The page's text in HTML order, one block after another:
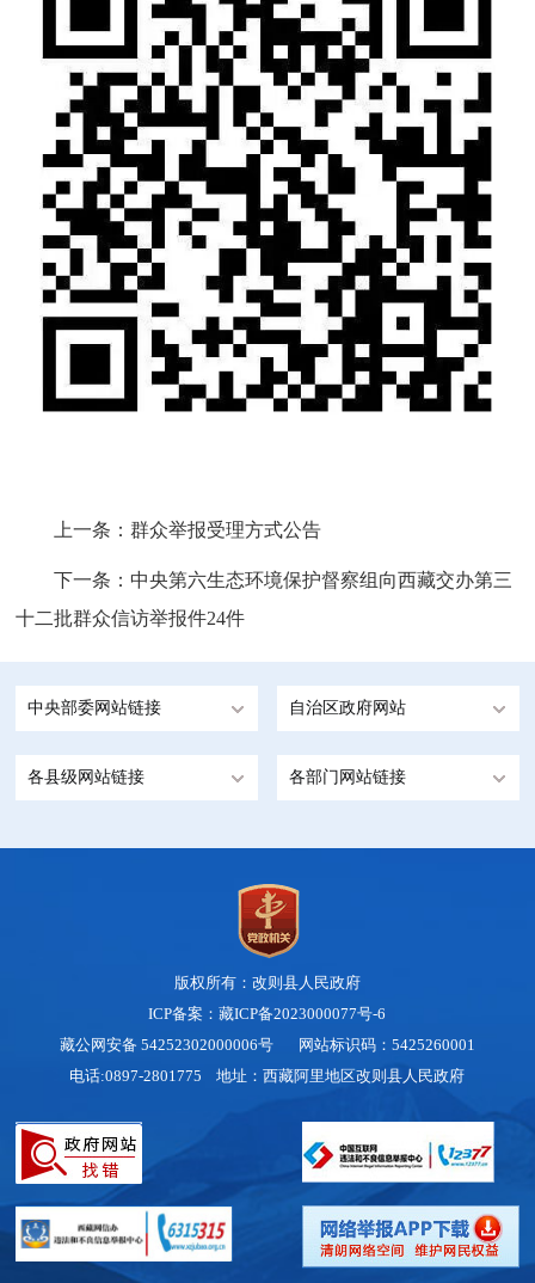
上一条：群众举报受理方式公告
下一条： 中央第六生态环境保护督察组向西藏交办第三
十二批群众信访举报件24件
中央部委网站链接 自治区政府网站
各县级网站链接 各部门网站链接
版权所有：改则县人民政府
ICP备案：藏ICP备2023000077号-6
藏公网安备 54252302000006号网站标识码：5425260001
电话:0897-2801775 地址：西藏阿里地区改则县人民政府